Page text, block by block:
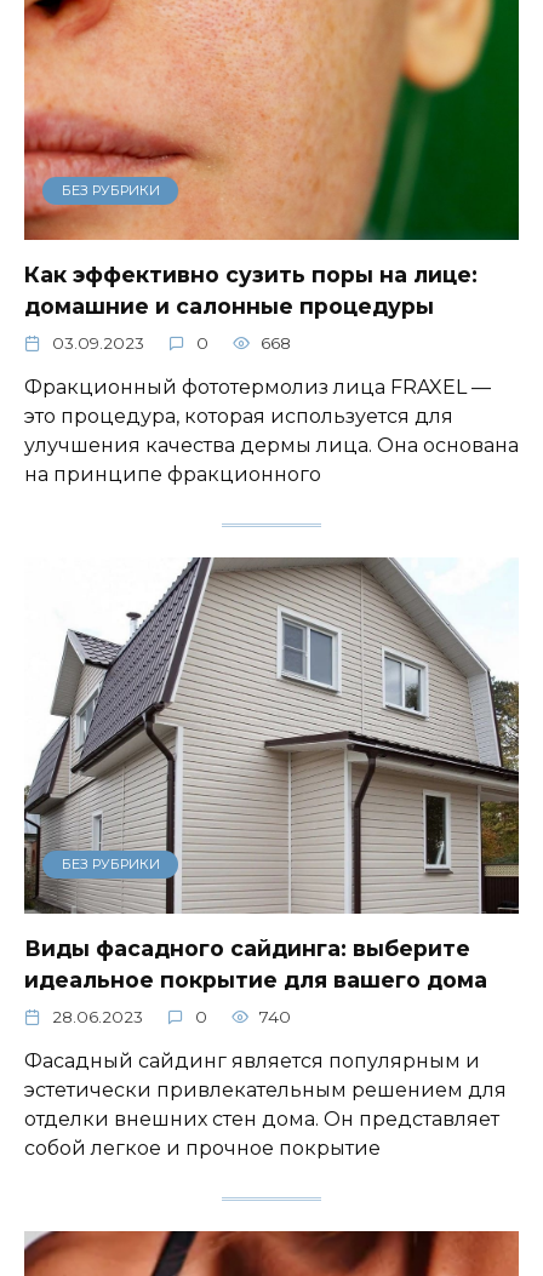
БЕЗ РУБРИКИ
Как эффективно сузить поры на лице:
домашние и салонные процедуры
03.09.2023 0 668
Фракционный фототермолиз лица FRAXEL —
это процедура, которая используется для
улучшения качества дермы лица. Она основана
на принципе фракционного
БЕЗ РУБРИКИ
Виды фасадного сайдинга: выберите
идеальное покрытие для вашего дома
28.06.2023 0 740
Фасадный сайдинг является популярным и
эстетически привлекательным решением для
отделки внешних стен дома. Он представляет
собой легкое и прочное покрытие